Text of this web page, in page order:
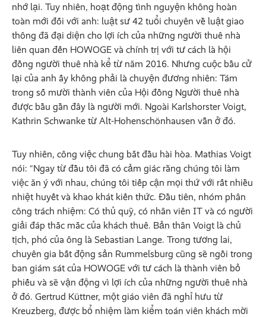
nhớ lại. Tuy nhiên, hoạt động tình nguyện không hoàn
toàn mới đối với anh: luật sư 42 tuổi chuyên về luật giao
thông đã đại diện cho lợi ích của những người thuê nhà
liên quan đến HOWOGE và chính trị với tư cách là hội
đồng người thuê nhà kể từ năm 2016. Nhưng cuộc bầu cử
lại của anh ấy không phải là chuyện đương nhiên: Tám
trong số mười thành viên của Hội đồng Người thuê nhà
được bầu gần đây là người mới. Ngoài Karlshorster Voigt,
Kathrin Schwanke từ Alt-Hohenschönhausen vẫn ở đó.
Tuy nhiên, công việc chung bắt đầu hài hòa. Mathias Voigt
nói: “Ngay từ đầu tôi đã có cảm giác rằng chúng tôi làm
việc ăn ý với nhau, chúng tôi tiếp cận mọi thứ với rất nhiều
nhiệt huyết và khao khát kiến thức. Đầu tiên, nhóm phân
công trách nhiệm: Có thủ quỹ, có nhân viên IT và có người
giải đáp thắc mắc của khách thuê. Bản thân Voigt là chủ
tịch, phó của ông là Sebastian Lange. Trong tương lai,
chuyên gia bất động sản Rummelsburg cũng sẽ ngồi trong
ban giám sát của HOWOGE với tư cách là thành viên bỏ
phiếu và sẽ vận động vì lợi ích của những người thuê nhà
ở đó. Gertrud Küttner, một giáo viên đã nghỉ hưu từ
Kreuzberg, được bổ nhiệm làm kiểm toán viên khách mời